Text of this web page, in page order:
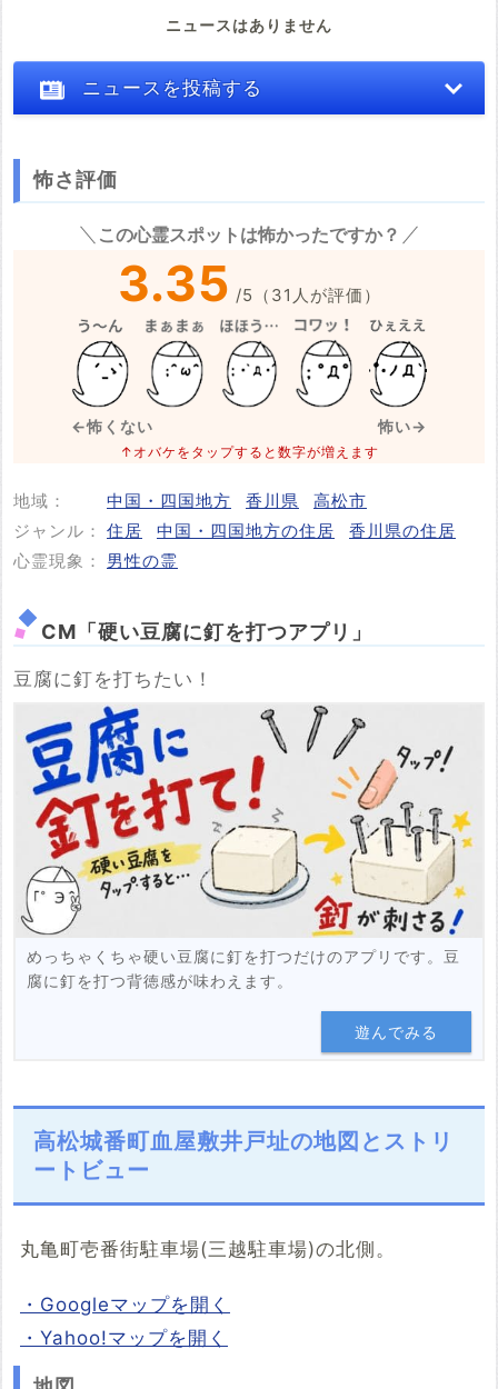
ニュースはありません
ニュースを投稿する
※心霊体験談や怖い話はコメント欄での投稿をお願いします。
※事件・事故が起きた日付
投稿する
怖さ評価
この心霊スポットは怖かったですか？
3.35 /5 （ 31 人が評価）
←怖くない 怖い→
↑オバケをタップすると数字が増えます
地域： 中国・四国地方 香川県
高松市
ジャンル： 住居 中国・四国地方の住居
香川県の住居
心霊現象：
男性の霊
CM「硬い豆腐に釘を打つアプリ」
豆腐に釘を打ちたい！
めっちゃくちゃ硬い豆腐に釘を打つだけのアプリです。豆
腐に釘を打つ背徳感が味わえます。
遊んでみる
高松城番町血屋敷井戸址の地図とストリ
ートビュー
丸亀町壱番街駐車場(三越駐車場)の北側。
・Googleマップを開く
・Yahoo!マップを開く